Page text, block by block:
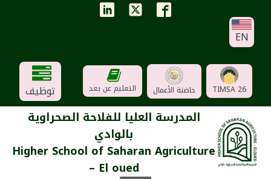
EN
TIMSA 26 حاضنة الأعمال التعليم عن بعد توظيف
المدرسة العليا للفلاحة الصحراوية
بالوادي
Higher School of Saharan Agriculture
– El oued